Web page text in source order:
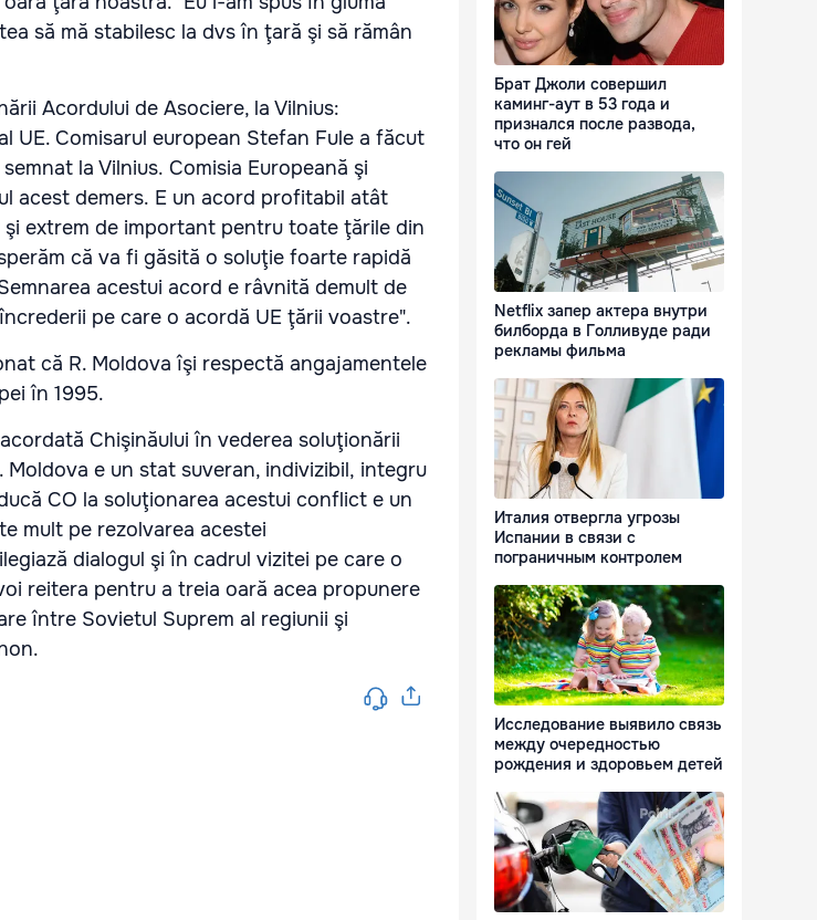
să mă stabilesc la dvs în ţară şi să rămân
Acordului de Asociere, la Vilnius:
UE. Comisarul european Stefan Fule a făcut
la Vilnius. Comisia Europeană şi
acest demers. E un acord profitabil atât
extrem de important pentru toate ţările din
că va fi găsită o soluţie foarte rapidă
acestui acord e râvnită demult de
pe care o acordă UE ţării voastre".
că R. Moldova îşi respectă angajamentele
în 1995.
Chişinăului în vederea soluţionării
e un stat suveran, indivizibil, integru
CO la soluţionarea acestui conflict e un
mult pe rezolvarea acestei
dialogul şi în cadrul vizitei pe care o
reitera pentru a treia oară acea propunere
între Sovietul Suprem al regiunii şi
Брат Джоли совершил
каминг-аут в 53 года и
признался после развода,
что он гей
Netflix запер актера внутри
билборда в Голливуде ради
рекламы фильма
Италия отвергла угрозы
Испании в связи с
пограничным контролем
Исследование выявило связь
между очередностью
рождения и здоровьем детей